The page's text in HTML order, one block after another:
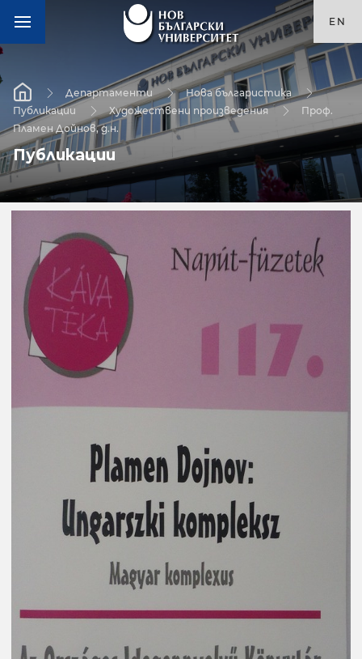
EN
Департаменти
Нова българистика
Публикации
Художествени произведения
Проф.
Пламен Дойнов, д.н.
Публикации